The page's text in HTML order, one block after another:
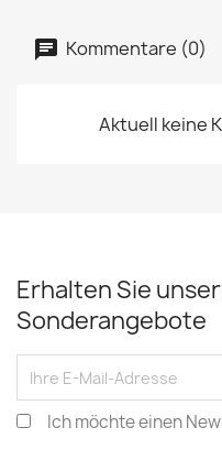
Kommentare (0)
Aktuell keine
Erhalten Sie
Sonderangebote
Ich möchte einen